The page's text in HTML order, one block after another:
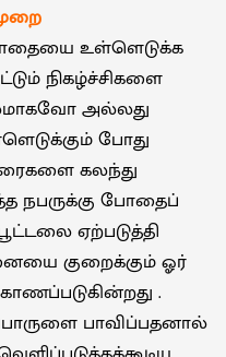
உள்ளெடுக்க
நிகழ்ச்சிகளை
அல்லது
போது
கலந்து
நபருக்கு போதைப்
ஏற்படுத்தி
குறைக்கும் ஓர்
.
பாவிப்பதனால்